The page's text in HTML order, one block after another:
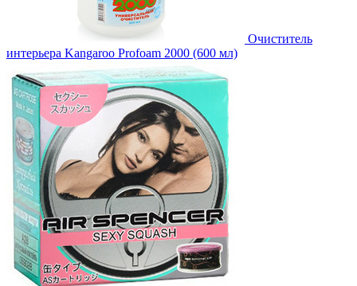
Очиститель
интерьера Kangaroo Profoam 2000 (600 мл)